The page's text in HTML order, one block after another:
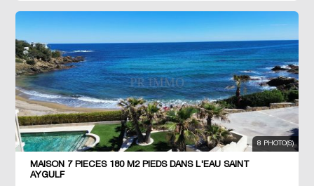
8 PHOTO(S)
MAISON 7 PIECES 180 M2 PIEDS DANS L'EAU SAINT
AYGULF